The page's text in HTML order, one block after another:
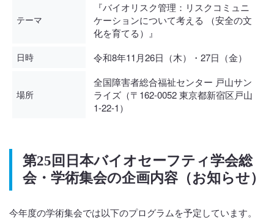
テーマ
『バイオリスク管理：リスクコミュニ
ケーションについて考える （安全の文
化を育てる）』
日時 令和8年11月26日（木）・27日（金）
場所
全国障害者総合福祉センター 戸山サン
ライズ（〒162-0052 東京都新宿区戸山
1-22-1）
第25回日本バイオセーフティ学会総
会・学術集会の企画内容（お知らせ）
今年度の学術集会では以下のプログラムを予定しています。